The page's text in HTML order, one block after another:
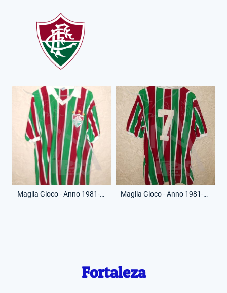
Maglia Gioco - Anno 1981-82 - 7 - (Fronte) Maglia Gioco - Anno 1981-82 - 7 - (Retro)
Fortaleza